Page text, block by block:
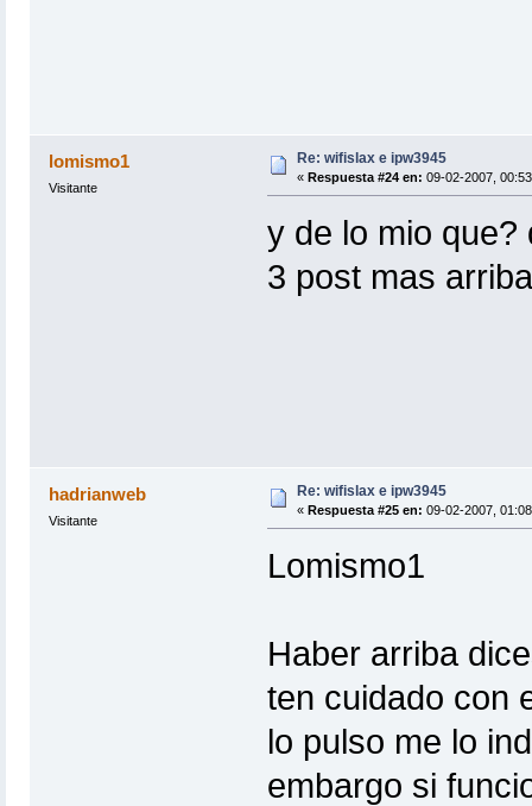
lomismo1
Visitante
Re: wifislax e ipw3945
« Respuesta #24 en: 09-02-2007,
y de lo mio que?
3 post mas arriba
hadrianweb
Visitante
Re: wifislax e ipw3945
« Respuesta #25 en: 09-02-2007,
Lomismo1
Haber arriba
ten cuidado con
lo pulso me lo
embargo si